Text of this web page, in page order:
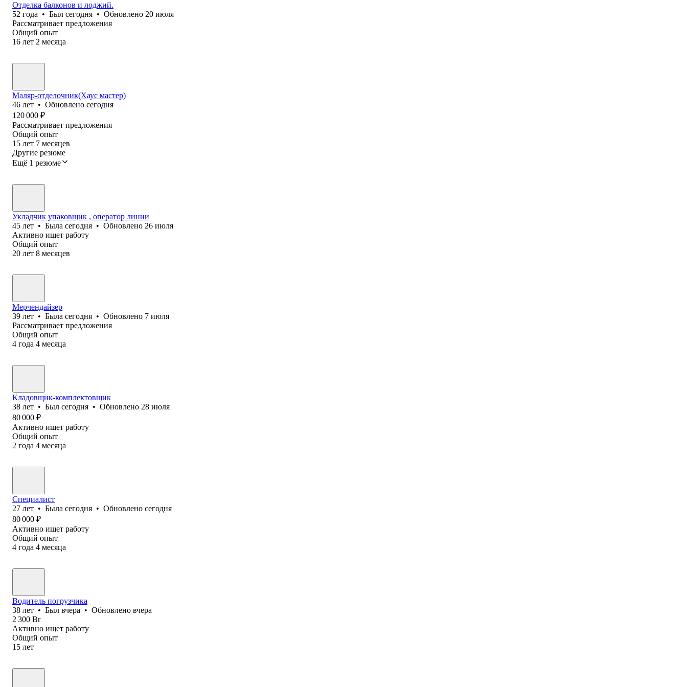
Отделка балконов и лоджий.
52 года • Был сегодня • Обновлено 20 июля
Рассматривает предложения
Общий опыт
16 лет 2 месяца
Маляр-отделочник(Хаус мастер)
46 лет • Обновлено сегодня
120 000 ₽
Рассматривает предложения
Общий опыт
15 лет 7 месяцев
Другие резюме
Ещё 1 резюме
Укладчик упаковщик , оператор линии
45 лет • Была сегодня • Обновлено 26 июля
Активно ищет работу
Общий опыт
20 лет 8 месяцев
Мерчендайзер
39 лет • Была сегодня • Обновлено 7 июля
Рассматривает предложения
Общий опыт
4 года 4 месяца
Кладовщик-комплектовщик
38 лет • Был сегодня • Обновлено 28 июля
80 000 ₽
Активно ищет работу
Общий опыт
2 года 4 месяца
Специалист
27 лет • Была сегодня • Обновлено сегодня
80 000 ₽
Активно ищет работу
Общий опыт
4 года 4 месяца
Водитель погрузчика
38 лет • Был вчера • Обновлено вчера
2 300 Br
Активно ищет работу
Общий опыт
15 лет